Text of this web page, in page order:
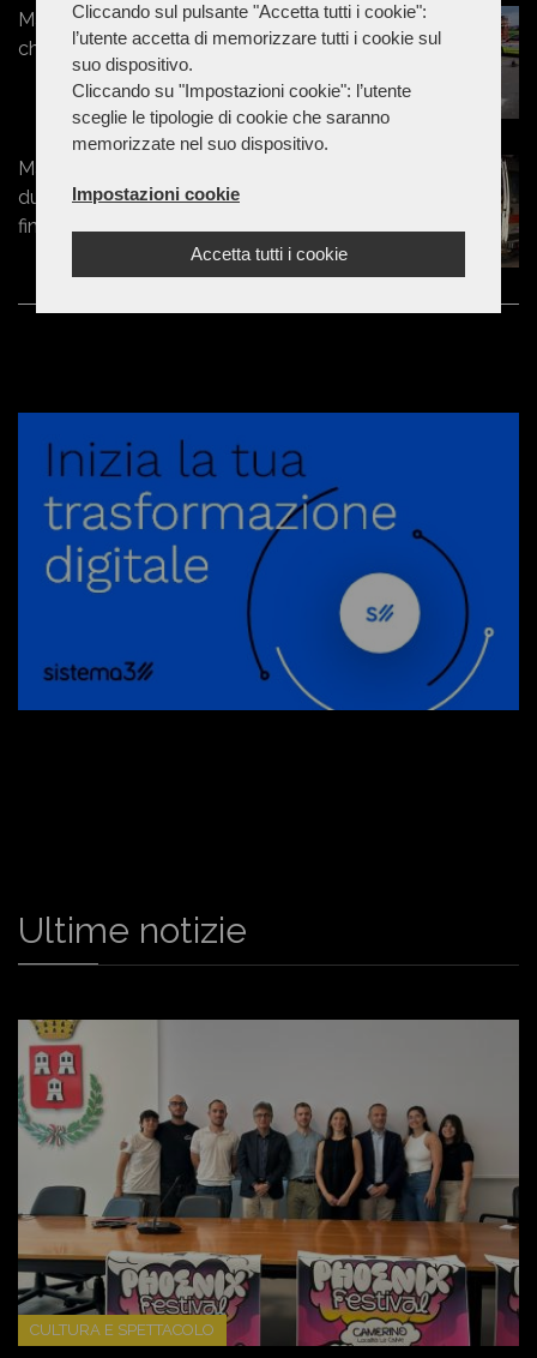
Cliccando sul pulsante "Accetta tutti i cookie":
l’utente accetta di memorizzare tutti i cookie sul
suo dispositivo.
Cliccando su "Impostazioni cookie": l’utente
sceglie le tipologie di cookie che saranno
memorizzate nel suo dispositivo.
Impostazioni cookie
Accetta tutti i cookie
Marche - Esce di strada con l'Ape
che poi si ribalta: un ferito a Torrette
Marche - 50enne prova a separare
due ragazzini, ma viene colpito e
finisce in ospedale
Ultime notizie
CULTURA E SPETTACOLO